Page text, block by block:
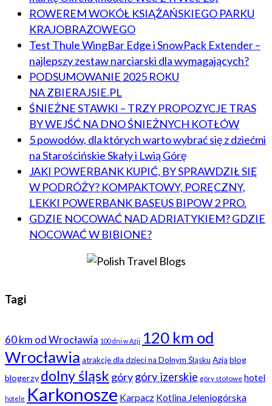
ROWEREM WOKÓŁ KSIĄŻAŃSKIEGO PARKU
KRAJOBRAZOWEGO
Test Thule WingBar Edge i SnowPack Extender –
najlepszy zestaw narciarski dla wymagających?
PODSUMOWANIE 2025 ROKU
NA ZBIERAJSIE.PL
ŚNIEŻNE STAWKI – TRZY PROPOZYCJE TRAS
BY WEJŚĆ NA DNO ŚNIEŻNYCH KOTŁÓW
5 powodów, dla których warto wybrać się z dziećmi
na Starościńskie Skały i Lwią Górę
JAKI POWERBANK KUPIĆ, BY SPRAWDZIŁ SIĘ
W PODRÓŻY? KOMPAKTOWY, PORĘCZNY,
LEKKI POWERBANK BASEUS BIPOW 2 PRO.
GDZIE NOCOWAĆ NAD ADRIATYKIEM? GDZIE
NOCOWAĆ W BIBIONE?
Tagi
60 km od Wrocławia 100 dni w Azji 120 km od
Wrocławia atrakcje dla dzieci na Dolnym Śląsku Azja blog
blogerzy dolny śląsk górygóry izerskie góry stołowe hotel
hotele Karkonosze Karpacz Kotlina Jeleniogórska